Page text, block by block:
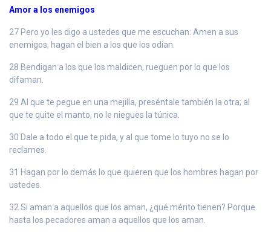
Amor a los enemigos
27 Pero yo les digo a ustedes que me escuchan: Amen a sus
enemigos, hagan el bien a los que los odian.
28 Bendigan a los que los maldicen, rueguen por lo que los
difaman.
29 Al que te pegue en una mejilla, preséntale también la otra; al
que te quite el manto, no le niegues la túnica.
30 Dale a todo el que te pida, y al que tome lo tuyo no se lo
reclames.
31 Hagan por lo demás lo que quieren que los hombres hagan por
ustedes.
32 Si aman a aquellos que los aman, ¿qué mérito tienen? Porque
hasta los pecadores aman a aquellos que los aman.